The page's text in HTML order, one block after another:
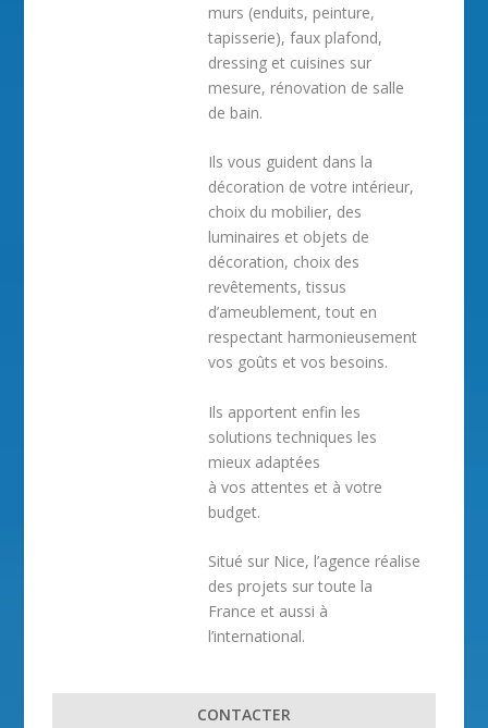
murs (enduits, peinture,
tapisserie), faux plafond,
dressing et cuisines sur
mesure, rénovation de salle
de bain.
Ils vous guident dans la
décoration de votre intérieur,
choix du mobilier, des
luminaires et objets de
décoration, choix des
revêtements, tissus
d’ameublement, tout en
respectant harmonieusement
vos goûts et vos besoins.
Ils apportent enfin les
solutions techniques les
mieux adaptées
à vos attentes et à votre
budget.
Situé sur Nice, l’agence réalise
des projets sur toute la
France et aussi à
l’international.
CONTACTER